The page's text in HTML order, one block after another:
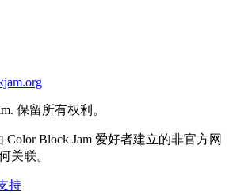
保留所有权利。
Color Block Jam 爱好者建立的非官方网
关联。
持